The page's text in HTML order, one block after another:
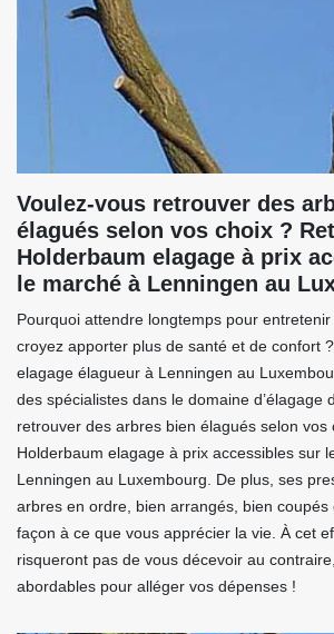
Voulez-vous retrouver des
élagués selon vos choix ?
Holderbaum elagage à prix
le marché à Lenningen au
Pourquoi attendre longtemps pour
croyez apporter plus de santé et de confort
elagage élagueur à Lenningen au
des spécialistes dans le domaine d’élagage
retrouver des arbres bien élagués selon vos
Holderbaum elagage à prix accessibles sur
Lenningen au Luxembourg. De plus, ses
arbres en ordre, bien arrangés, bien coupés
façon à ce que vous apprécier la vie. À cet
risqueront pas de vous décevoir au
abordables pour alléger vos dépenses !